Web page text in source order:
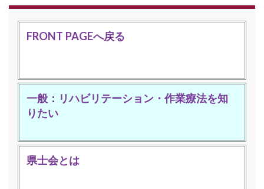
FRONT PAGEへ戻る
一般：リハビリテーション・作業療法を知
りたい
県士会とは